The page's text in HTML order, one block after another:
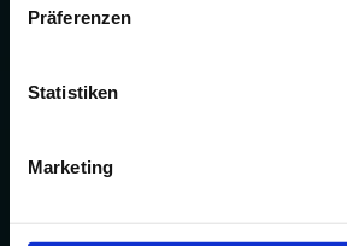
Präferenzen
Statistiken
Marketing